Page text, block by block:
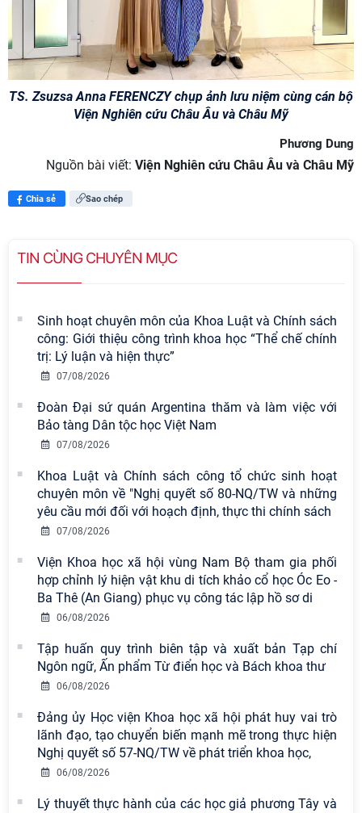
TS. Zsuzsa Anna FERENCZY chụp ảnh lưu niệm cùng cán bộ
Viện Nghiên cứu Châu Âu và Châu Mỹ
Phương Dung
Nguồn bài viết: Viện Nghiên cứu Châu Âu và Châu Mỹ
Chia sẻ Sao chép
TIN CÙNG CHUYÊN MỤC
Sinh hoạt chuyên môn của Khoa Luật và Chính sách
công: Giới thiệu công trình khoa học “Thể chế chính
trị: Lý luận và hiện thực”
07/08/2026
Đoàn Đại sứ quán Argentina thăm và làm việc với
Bảo tàng Dân tộc học Việt Nam
07/08/2026
Khoa Luật và Chính sách công tổ chức sinh hoạt
chuyên môn về "Nghị quyết số 80-NQ/TW và những
yêu cầu mới đối với hoạch định, thực thi chính sách
07/08/2026
Viện Khoa học xã hội vùng Nam Bộ tham gia phối
hợp chỉnh lý hiện vật khu di tích khảo cổ học Óc Eo -
Ba Thê (An Giang) phục vụ công tác lập hồ sơ di
06/08/2026
Tập huấn quy trình biên tập và xuất bản Tạp chí
Ngôn ngữ, Ấn phẩm Từ điển học và Bách khoa thư
06/08/2026
Đảng ủy Học viện Khoa học xã hội phát huy vai trò
lãnh đạo, tạo chuyển biến mạnh mẽ trong thực hiện
Nghị quyết số 57-NQ/TW về phát triển khoa học,
06/08/2026
Lý thuyết thực hành của các học giả phương Tây và
Viện Hàn lâm Khoa học xã hội Việt
Nam có 02 tác phẩm đạt giải khuyến
khích tại Cuộc thi chính luận bảo vệ
nền tảng tư tưởng của Đảng năm
2026
chuyên đề: Đẩy mạnh học tập, thực
hành tư tưởng, đạo đức, phương
pháp, phong cách Hồ Chí Minh trong
Hội thảo khoa học quốc tế “Không
gian phát triển Việt Nam trong kỷ
nguyên mới: Định hướng chiến lược
vào thứ ba, ngày 28/7/2026